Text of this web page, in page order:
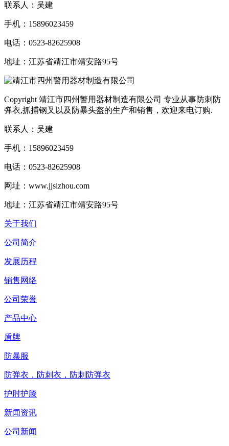
联系人：吴建
手机：15896023459
电话：0523-82625908
地址：江苏省靖江市靖安路95号
Copyright 靖江市四州警用器材制造有限公司 专业从事防刺防
弹衣,抓捕钢叉以及防暴头盔的生产和销售，欢迎来电订购.
联系人：吴建
手机：15896023459
电话：0523-82625908
网址：www.jjsizhou.com
地址：江苏省靖江市靖安路95号
关于我们
公司简介
发展历程
销售网络
公司荣誉
产品中心
盾牌
防暴服
防弹衣，防刺衣，防刺防弹衣
护肘护膝
新闻资讯
公司新闻